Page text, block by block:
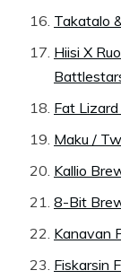
Takatalo
Hiisi X
Fat
Maku /
Kallio
8-Bit
Kanavan
Fiskarsin